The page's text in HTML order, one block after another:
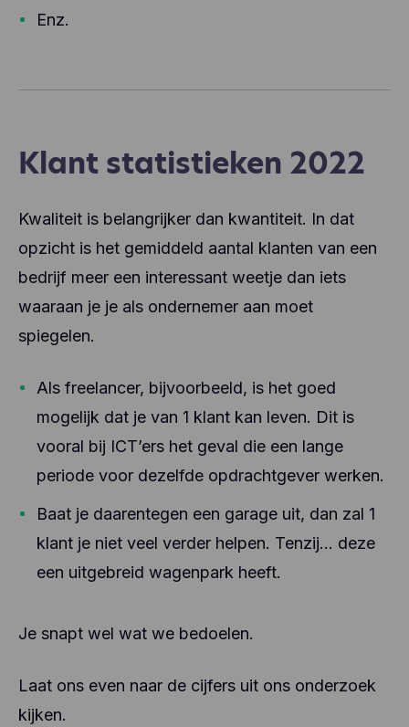
Enz.
Klant statistieken 2022
Kwaliteit is belangrijker dan kwantiteit. In dat
opzicht is het gemiddeld aantal klanten van een
bedrijf meer een interessant weetje dan iets
waaraan je je als ondernemer aan moet
spiegelen.
Als freelancer, bijvoorbeeld, is het goed
mogelijk dat je van 1 klant kan leven. Dit is
vooral bij ICT’ers het geval die een lange
periode voor dezelfde opdrachtgever werken.
Baat je daarentegen een garage uit, dan zal 1
klant je niet veel verder helpen. Tenzij… deze
een uitgebreid wagenpark heeft.
Je snapt wel wat we bedoelen.
Laat ons even naar de cijfers uit ons onderzoek
kijken.